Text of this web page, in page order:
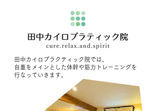
田中カイロプラクティック院では、
自重をメインとした体幹や筋力トレーニングを
行なっていきます。